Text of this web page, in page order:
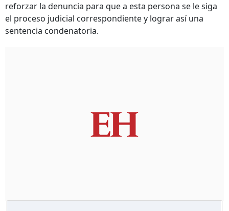
reforzar la denuncia para que a esta persona se le siga
el proceso judicial correspondiente y lograr así una
sentencia condenatoria.